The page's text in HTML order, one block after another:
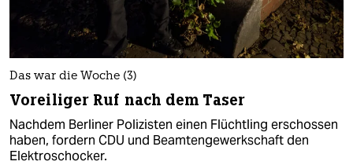
Das war die Woche (3)
Voreiliger Ruf nach dem Taser
Nachdem Berliner Polizisten einen Flüchtling erschossen
haben, fordern CDU und Beamtengewerkschaft den
Elektroschocker.